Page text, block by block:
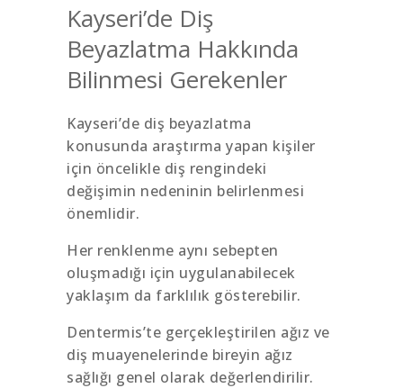
Kayseri’de Diş
Beyazlatma Hakkında
Bilinmesi Gerekenler
Kayseri’de diş beyazlatma
konusunda araştırma yapan kişiler
için öncelikle diş rengindeki
değişimin nedeninin belirlenmesi
önemlidir.
Her renklenme aynı sebepten
oluşmadığı için uygulanabilecek
yaklaşım da farklılık gösterebilir.
Dentermis’te gerçekleştirilen ağız ve
diş muayenelerinde bireyin ağız
sağlığı genel olarak değerlendirilir.